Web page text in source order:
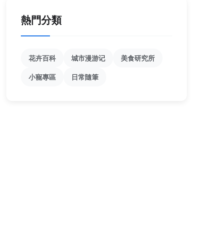
熱門分類
花卉百科 城市漫游记 美食研究所
小寵專區 日常隨筆